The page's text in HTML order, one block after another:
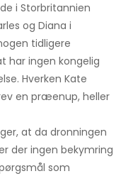
i Storbritannien
og Diana i
tidligere
har ingen kongelig
Hverken Kate
en præenup, heller
at da dronningen
der ingen bekymring
som